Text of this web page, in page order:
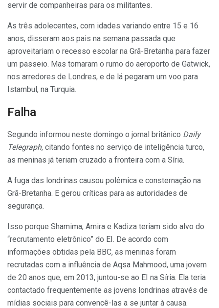
servir de companheiras para os militantes.
As três adolecentes, com idades variando entre 15 e 16
anos, disseram aos pais na semana passada que
aproveitariam o recesso escolar na Grã-Bretanha para fazer
um passeio. Mas tomaram o rumo do aeroporto de Gatwick,
nos arredores de Londres, e de lá pegaram um voo para
Istambul, na Turquia.
Falha
Segundo informou neste domingo o jornal britânico Daily
Telegraph, citando fontes no serviço de inteligência turco,
as meninas já teriam cruzado a fronteira com a Síria.
A fuga das londrinas causou polêmica e consternação na
Grã-Bretanha. E gerou críticas para as autoridades de
segurança.
Isso porque Shamima, Amira e Kadiza teriam sido alvo do
“recrutamento eletrônico” do EI. De acordo com
informações obtidas pela BBC, as meninas foram
recrutadas com a influência de Aqsa Mahmood, uma jovem
de 20 anos que, em 2013, juntou-se ao EI na Síria. Ela teria
contactado frequentemente as jovens londrinas através de
mídias sociais para convencê-las a se juntar à causa.